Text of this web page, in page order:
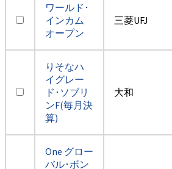
ワールド･
インカム
オープン
三菱UFJ
りそなハ
イグレー
ド･ソブリ
ンF(毎月決
算)
大和
One グロー
バル･ボン